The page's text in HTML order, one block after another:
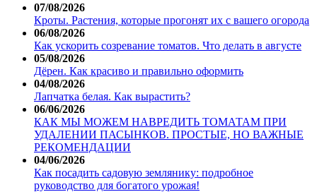
07/08/2026
Кроты. Растения, которые прогонят их с вашего огорода
06/08/2026
Как ускорить созревание томатов. Что делать в августе
05/08/2026
Дёрен. Как красиво и правильно оформить
04/08/2026
Лапчатка белая. Как вырастить?
06/06/2026
КАК МЫ МОЖЕМ НАВРЕДИТЬ ТОМАТАМ ПРИ
УДАЛЕНИИ ПАСЫНКОВ. ПРОСТЫЕ, НО ВАЖНЫЕ
РЕКОМЕНДАЦИИ
04/06/2026
Как посадить садовую землянику: подробное
руководство для богатого урожая!